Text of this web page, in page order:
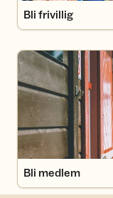
Bli frivillig
Bli medlem
Bli medlem